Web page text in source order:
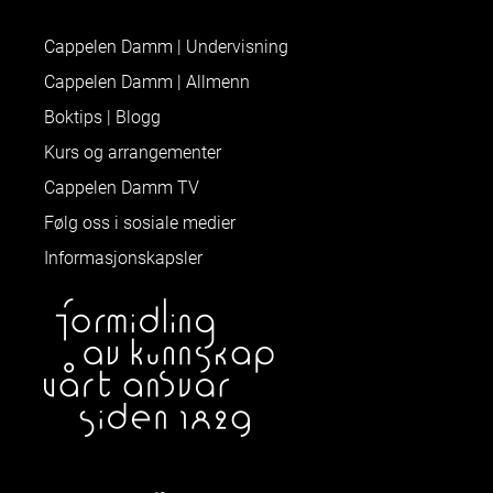
Cappelen Damm | Undervisning
Cappelen Damm | Allmenn
Boktips | Blogg
Kurs og arrangementer
Cappelen Damm TV
Følg oss i sosiale medier
Informasjonskapsler